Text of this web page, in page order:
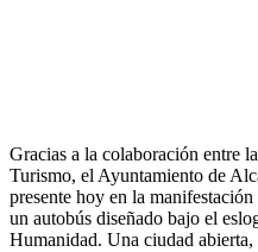
Gracias a la colaboración entre
Turismo, el Ayuntamiento de
presente hoy en la
un autobús diseñado bajo el
Humanidad. Una ciudad